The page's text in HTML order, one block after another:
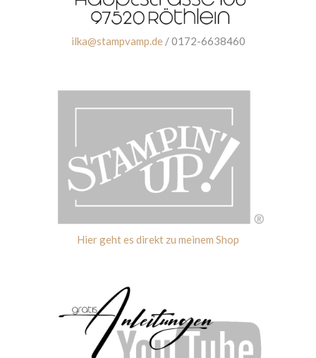
ilka@stampvamp.de/ 0172-6638460
Hier geht es direkt zu meinem Shop